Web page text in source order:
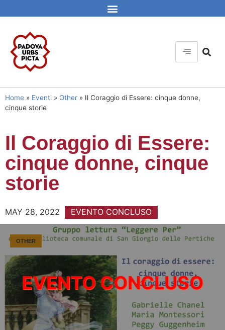
Home » Eventi » Other » Il Coraggio di Essere: cinque donne,
cinque storie
Il Coraggio di Essere:
cinque donne, cinque
storie
MAY 28, 2022 EVENTO CONCLUSO
OTHER